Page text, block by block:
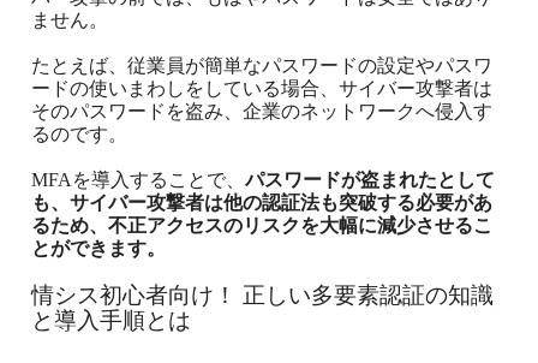
ません。
たとえば、従業員が簡単なパスワードの設定やパスワ
ードの使いまわしをしている場合、サイバー攻撃者は
そのパスワードを盗み、企業のネットワークへ侵入す
るのです。
MFAを導入することで、パスワードが盗まれたとして
も、サイバー攻撃者は他の認証法も突破する必要があ
るため、不正アクセスのリスクを大幅に減少させるこ
とができます。
情シス初心者向け！ 正しい多要素認証の知識
と導入手順とは